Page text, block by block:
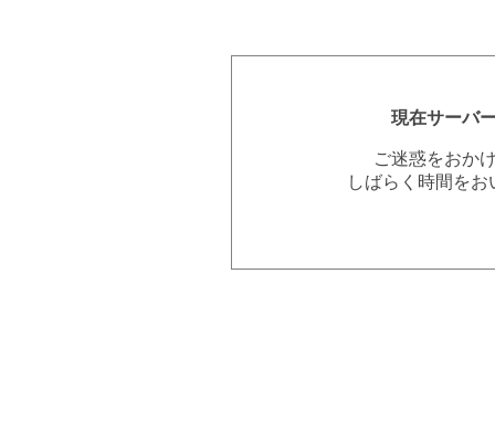
現在サーバ
ご迷惑をおか
しばらく時間を